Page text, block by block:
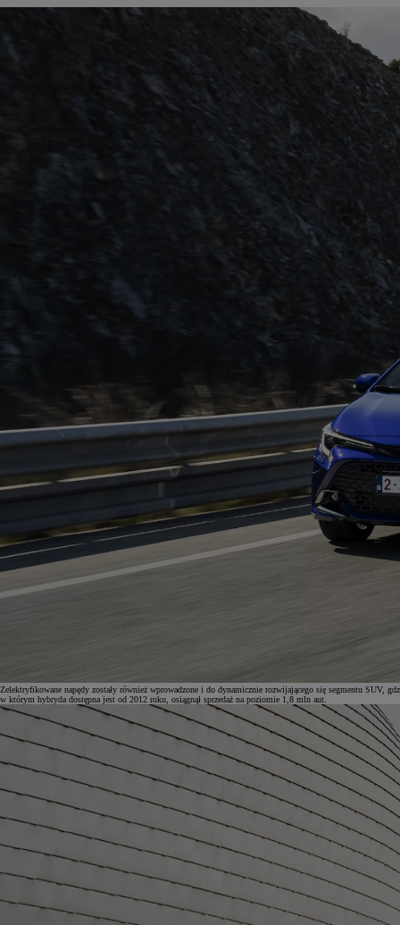
Zelektryfikowane napędy zostały również wprowadzone i do dynamicznie rozwijającego się segmentu
w którym hybryda dostępna jest od 2012 roku, osiągnął sprzedaż na poziomie 1,8 mln aut.